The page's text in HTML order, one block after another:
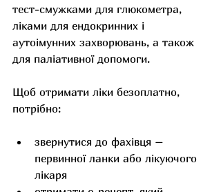
тест-смужками для глюкометра,
ліками для ендокринних і
аутоімунних захворювань, а також
для паліативної допомоги.
Щоб отримати ліки безоплатно,
потрібно:
звернутися до фахівця –
первинної ланки або лікуючого
лікаря